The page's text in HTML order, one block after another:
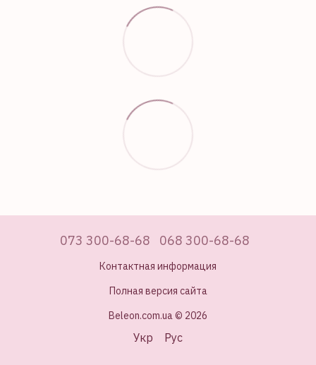
073 300-68-68 068 300-68-68
Контактная информация
Полная версия сайта
Beleon.com.ua © 2026
Укр Рус